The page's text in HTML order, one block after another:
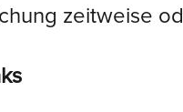
zeitweise